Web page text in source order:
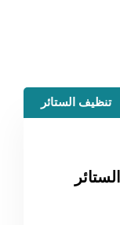
تنظيف الستائر